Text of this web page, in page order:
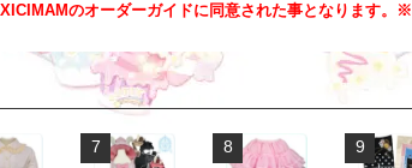
のオーダーガイドに同意された事となります。※
7 8 9